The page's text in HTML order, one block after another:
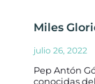
Miles
julio 26, 2022
Pep Antón
conocidas